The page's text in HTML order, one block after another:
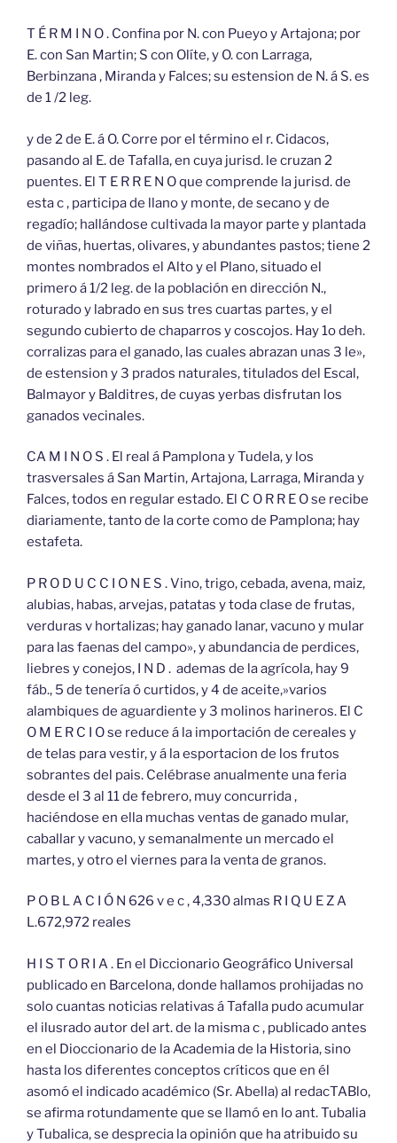
T É R M I N O . Confina por N. con Pueyo y Artajona; por
E. con San Martin; S con Olíte, y O. con Larraga,
Berbinzana , Miranda y Falces; su estension de N. á S. es
de 1 /2 leg.
y de 2 de E. á O. Corre por el término el r. Cidacos,
pasando al E. de Tafalla, en cuya jurisd. le cruzan 2
puentes. El T E R R E N O que comprende la jurisd. de
esta c , participa de llano y monte, de secano y de
regadío; hallándose cultivada la mayor parte y plantada
de viñas, huertas, olivares, y abundantes pastos; tiene 2
montes nombrados el Alto y el Plano, situado el
primero á 1/2 leg. de la población en dirección N.,
roturado y labrado en sus tres cuartas partes, y el
segundo cubierto de chaparros y coscojos. Hay 1o deh.
corralizas para el ganado, las cuales abrazan unas 3 le»,
de estension y 3 prados naturales, titulados del Escal,
Balmayor y Balditres, de cuyas yerbas disfrutan los
ganados vecinales.
CA M I N O S . El real á Pamplona y Tudela, y los
trasversales á San Martin, Artajona, Larraga, Miranda y
Falces, todos en regular estado. El C O R R E O se recibe
diariamente, tanto de la corte como de Pamplona; hay
estafeta.
P R O D U C C I O N E S . Vino, trigo, cebada, avena, maiz,
alubias, habas, arvejas, patatas y toda clase de frutas,
verduras v hortalizas; hay ganado lanar, vacuno y mular
para las faenas del campo», y abundancia de perdices,
liebres y conejos, I N D . ademas de la agrícola, hay 9
fáb., 5 de tenería ó curtidos, y 4 de aceite,»varios
alambiques de aguardiente y 3 molinos harineros. El C
O M E R C I O se reduce á la importación de cereales y
de telas para vestir, y á la esportacion de los frutos
sobrantes del pais. Celébrase anualmente una feria
desde el 3 al 11 de febrero, muy concurrida ,
haciéndose en ella muchas ventas de ganado mular,
caballar y vacuno, y semanalmente un mercado el
martes, y otro el viernes para la venta de granos.
P O B L A C I Ó N 626 v e c , 4,330 almas R I Q U E Z A
L.672,972 reales
H I S T O R I A . En el Diccionario Geográfico Universal
publicado en Barcelona, donde hallamos prohijadas no
solo cuantas noticias relativas á Tafalla pudo acumular
el ilusrado autor del art. de la misma c , publicado antes
en el Dioccionario de la Academia de la Historia, sino
hasta los diferentes conceptos críticos que en él
asomó el indicado académico (Sr. Abella) al redacTABlo,
se afirma rotundamente que se llamó en lo ant. Tubalia
y Tubalica, se desprecia la opinión que ha atribuido su